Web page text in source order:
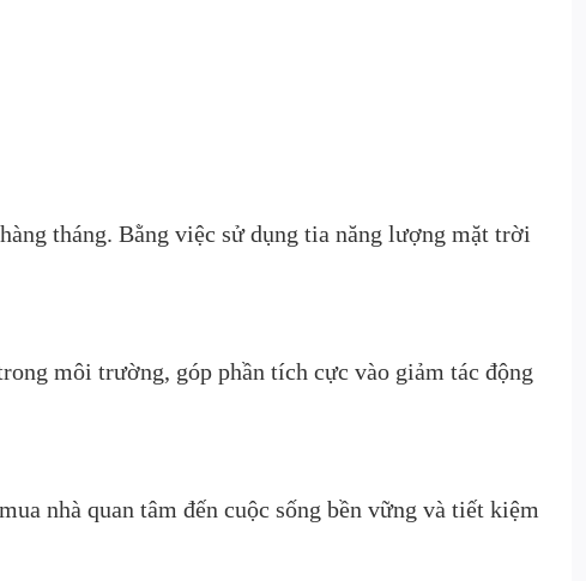
tháng. Bằng việc sử dụng tia năng lượng mặt trời
môi trường, góp phần tích cực vào giảm tác động
nhà quan tâm đến cuộc sống bền vững và tiết kiệm